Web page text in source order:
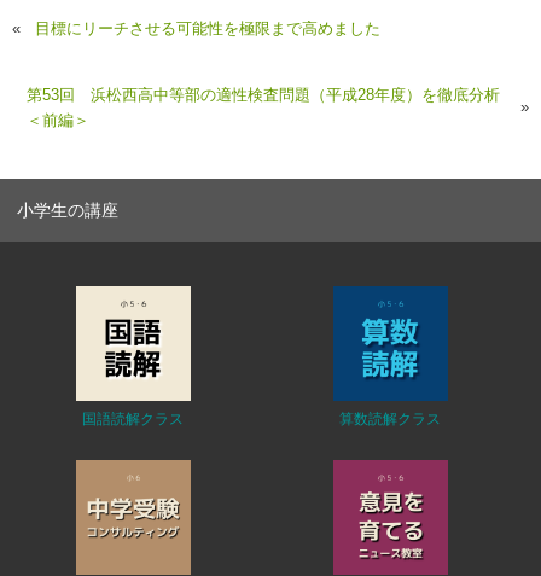
« 目標にリーチさせる可能性を極限まで高めました
第53回 浜松西高中等部の適性検査問題（平成28年度）を徹底分析
＜前編＞
»
小学生の講座
国語読解クラス 算数読解クラス